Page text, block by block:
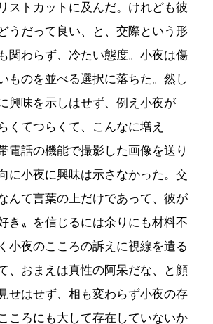
ストカットに及んだ。けれども彼
うだって良い、と、交際という形
関わらず、冷たい態度。小夜は傷
ものを並べる選択に落ちた。然し
興味を示しはせず、例え小夜が
くてつらくて、こんなに増え
電話の機能で撮影した画像を送り
に小夜に興味は示さなかった。交
んて言葉の上だけであって、彼が
き〟を信じるには余りにも材料不
小夜のこころの訴えに視線を遣る
、おまえは真性の阿呆だな、と顔
せはせず、相も変わらず小夜の存
ころにも大して存在していないか